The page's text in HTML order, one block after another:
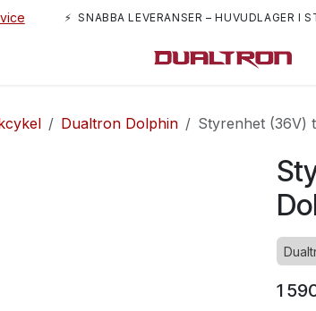
⚡ SNABBA LEVERANSER – HUVUDLAGER I
Dualtron Dolphin Styrenhet (36V)
1